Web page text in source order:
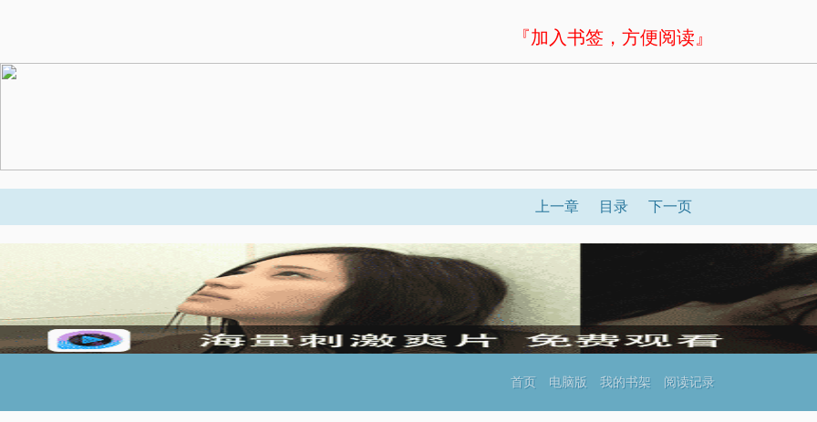
『加入书签，方便阅读』
上一章 目录 下一页
首页 电脑版 我的书架 阅读记录